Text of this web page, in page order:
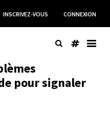
INSCRIVEZ-VOUS CONNEXION
pour signaler